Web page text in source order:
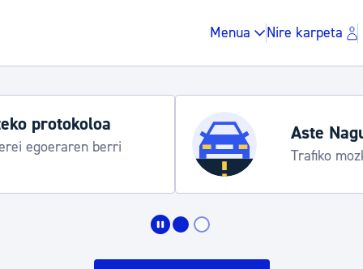
Menua Nire karpeta
Aste Nagusia 2026
Trafiko mozketak eta garraio zerbitzu bereziak